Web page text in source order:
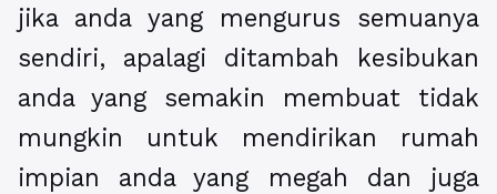
jika anda yang mengurus semuanya
sendiri, apalagi ditambah kesibukan
anda yang semakin membuat tidak
mungkin untuk mendirikan rumah
impian anda yang megah dan juga